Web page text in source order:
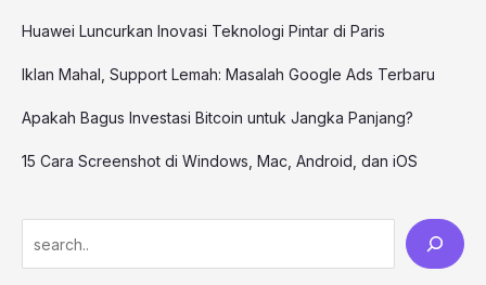
Huawei Luncurkan Inovasi Teknologi Pintar di Paris
Iklan Mahal, Support Lemah: Masalah Google Ads Terbaru
Apakah Bagus Investasi Bitcoin untuk Jangka Panjang?
15 Cara Screenshot di Windows, Mac, Android, dan iOS